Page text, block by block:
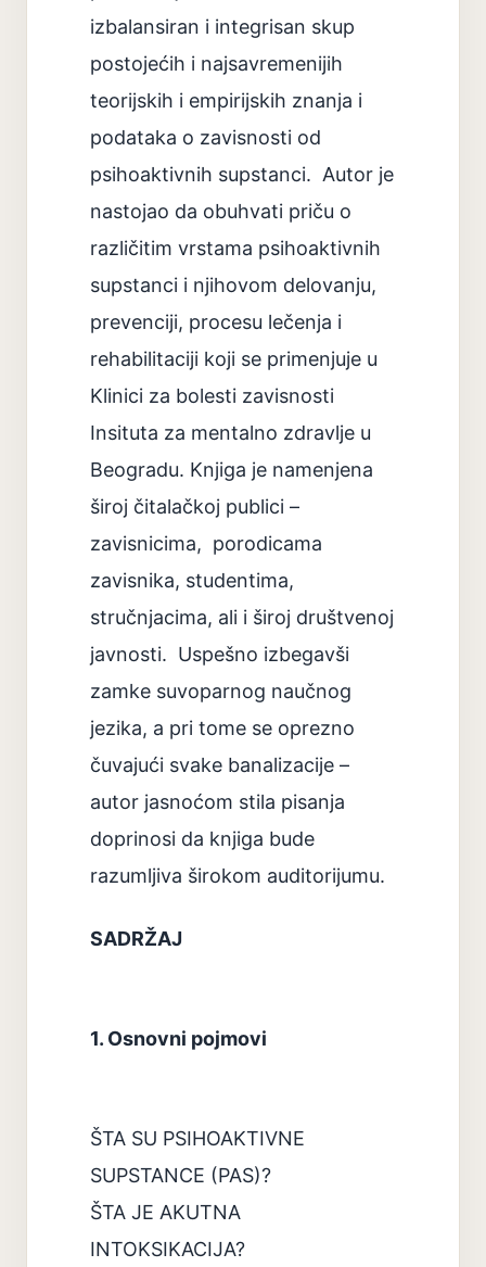
izbalansiran i integrisan skup
postojećih i najsavremenijih
teorijskih i empirijskih znanja i
podataka o zavisnosti od
psihoaktivnih supstanci. Autor je
nastojao da obuhvati priču o
različitim vrstama psihoaktivnih
supstanci i njihovom delovanju,
prevenciji, procesu lečenja i
rehabilitaciji koji se primenjuje u
Klinici za bolesti zavisnosti
Insituta za mentalno zdravlje u
Beogradu. Knjiga je namenjena
široj čitalačkoj publici –
zavisnicima, porodicama
zavisnika, studentima,
stručnjacima, ali i široj društvenoj
javnosti. Uspešno izbegavši
zamke suvoparnog naučnog
jezika, a pri tome se oprezno
čuvajući svake banalizacije –
autor jasnoćom stila pisanja
doprinosi da knjiga bude
razumljiva širokom auditorijumu.
SADRŽAJ
1. Osnovni pojmovi
ŠTA SU PSIHOAKTIVNE
SUPSTANCE (PAS)?
ŠTA JE AKUTNA
INTOKSIKACIJA?